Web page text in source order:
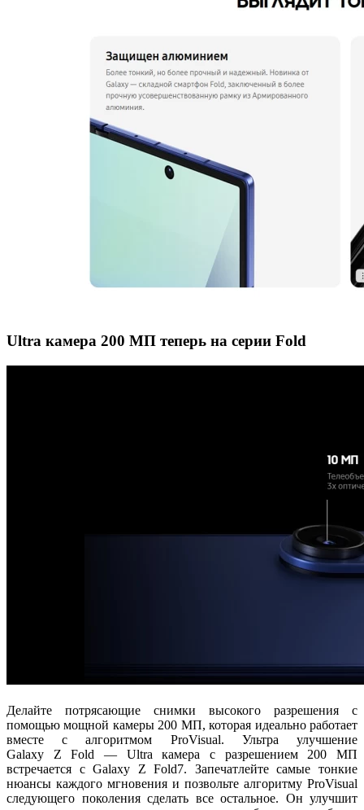
Ultra камера 200 МП теперь на серии Fold
Делайте потрясающие снимки высокого разрешения с
помощью мощной камеры 200 МП, которая идеально работает
вместе с алгоритмом ProVisual. Ультра улучшение
Galaxy Z Fold — Ultra камера с разрешением 200 МП
встречается с Galaxy Z Fold7. Запечатлейте самые тонкие
нюансы каждого мгновения и позвольте алгоритму ProVisual
следующего поколения сделать все остальное. Он улучшит